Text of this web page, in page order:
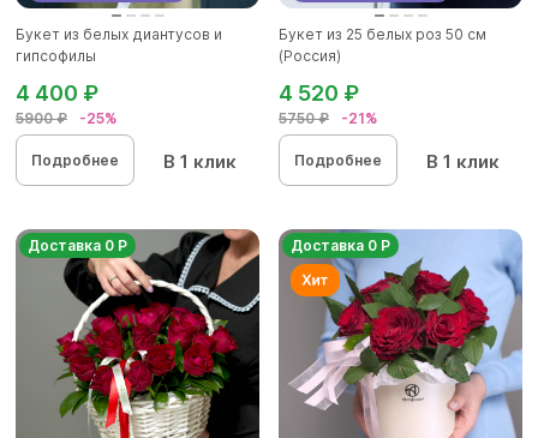
Букет из белых диантусов и
гипсофилы
5900 ₽ -25%
4 400 ₽
Подробнее В 1 клик
Букет из 25 белых роз 50 см
(Россия)
5750 ₽ -21%
4 520 ₽
Подробнее В 1 клик
Доставка 0 Р Доставка 0 Р